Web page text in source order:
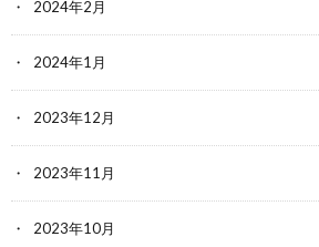
2024年2月
2024年1月
2023年12月
2023年11月
2023年10月